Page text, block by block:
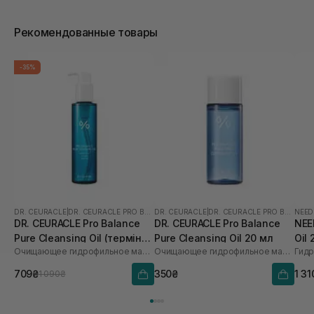
Рекомендованные товары
-35%
DR. CEURACLE
DR. CEURACLE Pro Balance
Pure Cleansing Oil (термін
до 01.27р.) 155 мл
Очищающее гидрофильное масло с пробиотиками
709₴1 090₴
DR. CEURACLE
DR. CEURACLE Pro Balance
Pure Cleansing Oil 20 мл
Очищающее гидрофильное масло с пробиотиками
350₴
Oil
1